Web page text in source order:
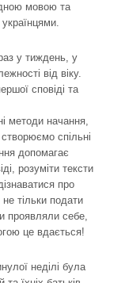
мовою та
у тиждень, у
від віку.
сповіді та
методи начання,
спільні
допомагає
розуміти тексти
про
тільки подати
проявляли себе,
це вдається!
неділі була